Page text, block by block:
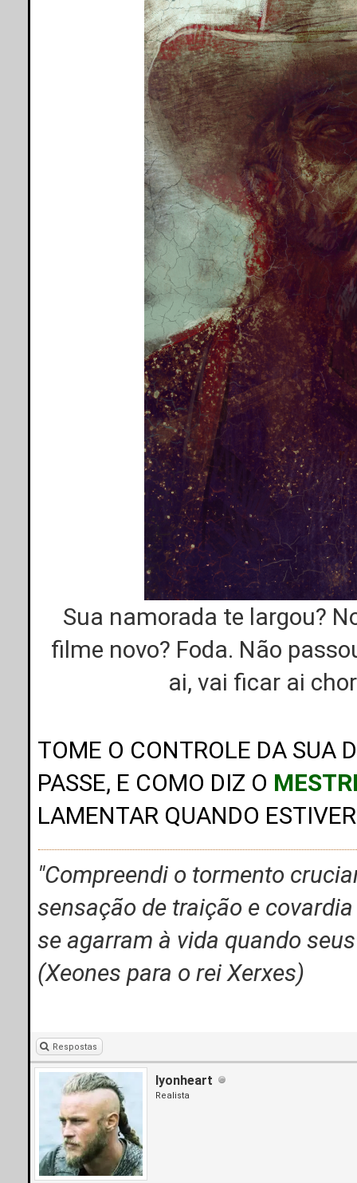
Sua namorada te largou?
filme novo? Foda. Não
ai, vai ficar ai
TOME O CONTROLE DA SUA
PASSE, E COMO DIZ O
LAMENTAR QUANDO
"Compreendi o tormento
sensação de traição e
se agarram à vida quando
(Xeones para o rei Xerxes)
Respostas
lyonheart
Realista